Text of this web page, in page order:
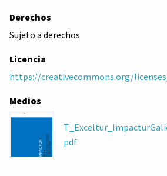
Derechos
Sujeto a derechos
Licencia
https://creativecommons.org/
Medios
pdf